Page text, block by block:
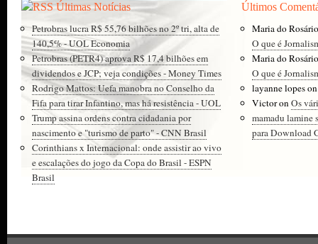
Últimas Notícias
Petrobras lucra R$ 55,76 bilhões no 2º tri, alta de
140,5% - UOL Economia
Petrobras (PETR4) aprova R$ 17,4 bilhões em
dividendos e JCP; veja condições - Money Times
Rodrigo Mattos: Uefa manobra no Conselho da
Fifa para tirar Infantino, mas há resistência - UOL
Trump assina ordens contra cidadania por
nascimento e "turismo de parto" - CNN Brasil
Corinthians x Internacional: onde assistir ao vivo
e escalações do jogo da Copa do Brasil - ESPN
Brasil
Últimos
Maria do
O que é
Maria do
O que é
layanne lopes
VictoronOs
mamadu lamine
para Download